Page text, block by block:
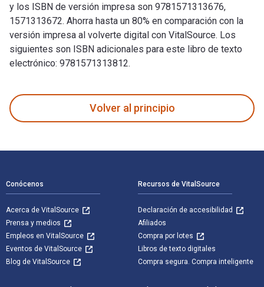
y los ISBN de versión impresa son 9781571313676,
1571313672. Ahorra hasta un 80% en comparación con la
versión impresa al volverte digital con VitalSource. Los
siguientes son ISBN adicionales para este libro de texto
electrónico: 9781571313812.
Volver al principio
Conócenos
Acerca de VitalSource
Prensa y medios
Empleos en VitalSource
Eventos de VitalSource
Blog de VitalSource
Recursos de VitalSource
Declaración de accesibilidad
Afiliados
Compra por lotes
Libros de texto digitales
Compra segura. Compra inteligente